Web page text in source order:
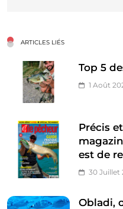
ARTICLES LIÉS
Top 5
1 Août
Précis
est de
30 Juillet
Obladi,